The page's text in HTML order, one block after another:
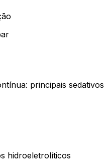
principais sedativos
hidroeletrolíticos